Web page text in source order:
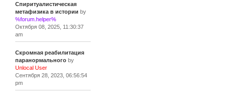
Спиритуалистическая
метафизика в истории by
%forum.helper%
Октября 08, 2025, 11:30:37
am
Скромная реабилитация
паранормальногоby
Unlocal User
Сентября 28, 2023, 06:56:54
pm